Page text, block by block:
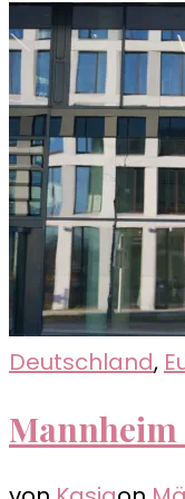
Deutschland,